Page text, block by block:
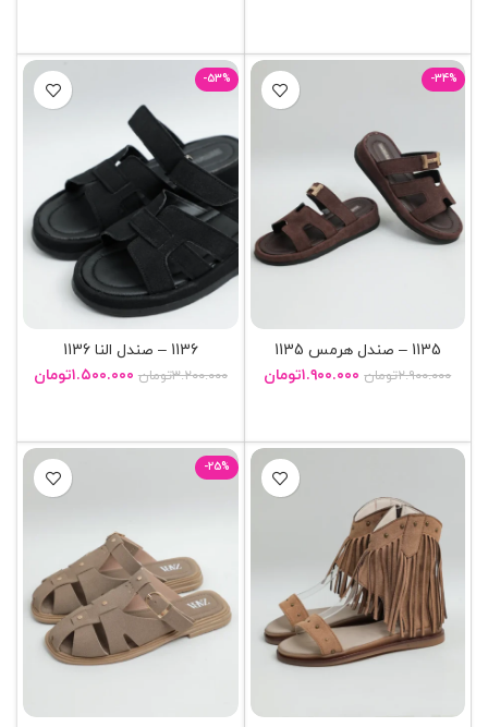
-34%
1135 – صندل هرمس 1135
۲.۹۰۰.۰۰۰تومان ۱.۹۰۰.۰۰۰تومان
-53%
1136 – صندل النا 1136
۳.۲۰۰.۰۰۰تومان ۱.۵۰۰.۰۰۰تومان
-25%